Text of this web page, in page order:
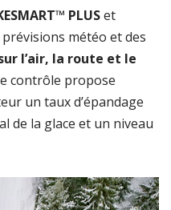
PLUSet
météo et des
l’air, la route et le
contrôle propose
un taux d’épandage
de la glace et un niveau